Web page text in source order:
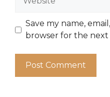
Save my name,
browser for the